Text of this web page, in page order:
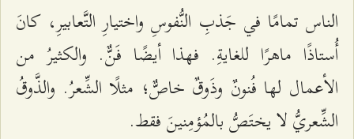
الناس تمامًا في جَذبِ النُّفوسِ واختيارِ التَّعابيرِ، كانَ
أُستاذًا ماهرًا للغايةِ. فهذا أيضًا فَنٌّ. والكثيرُ من
الأعمال لها فُنونٌ وذَوقٌ خاصٌّ؛ مثلًا الشِّعرُ. والذَّوقُ
الشِّعريُّ لا يختَصُّ بالمُؤمِنينَ فقط.